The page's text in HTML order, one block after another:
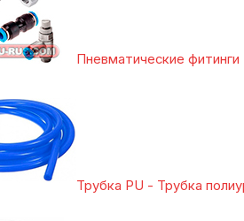
Пневматические фитинги
Трубка PU - Трубка